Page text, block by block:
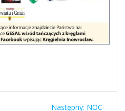
Następny: Następny
NOC